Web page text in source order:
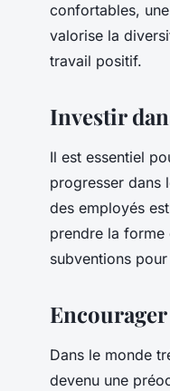
confortables,
valorise la
travail positif.
Investir
Il est essentiel
progresser dans
des employés
prendre la forme
subventions
Dans le monde
devenu une